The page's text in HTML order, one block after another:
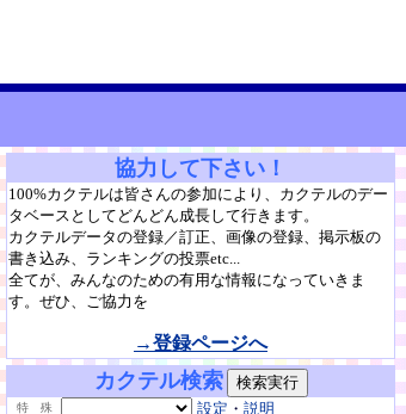
協力して下さい！
100%カクテルは皆さんの参加により、カクテルのデー
タベースとしてどんどん成長して行きます。
カクテルデータの登録／訂正、画像の登録、掲示板の
書き込み、ランキングの投票etc...
全てが、みんなのための有用な情報になっていきま
す。ぜひ、ご協力を
→登録ページへ
カクテル検索
特 殊 設定 ・ 説明